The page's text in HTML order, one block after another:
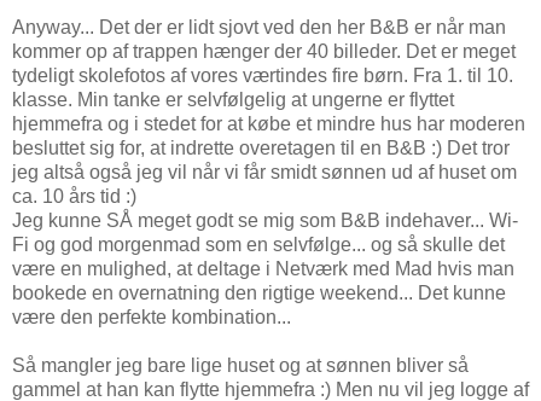
Anyway... Det der er lidt sjovt ved den her B&B er når man
kommer op af trappen hænger der 40 billeder. Det er meget
tydeligt skolefotos af vores værtindes fire børn. Fra 1. til 10.
klasse. Min tanke er selvfølgelig at ungerne er flyttet
hjemmefra og i stedet for at købe et mindre hus har moderen
besluttet sig for, at indrette overetagen til en B&B :) Det tror
jeg altså også jeg vil når vi får smidt sønnen ud af huset om
ca. 10 års tid :)
Jeg kunne SÅ meget godt se mig som B&B indehaver... Wi-
Fi og god morgenmad som en selvfølge... og så skulle det
være en mulighed, at deltage i Netværk med Mad hvis man
bookede en overnatning den rigtige weekend... Det kunne
være den perfekte kombination...
Så mangler jeg bare lige huset og at sønnen bliver så
gammel at han kan flytte hjemmefra :) Men nu vil jeg logge af